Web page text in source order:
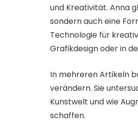
und Kreativität. Anna
sondern auch eine
Technologie für
Grafikdesign oder in
In mehreren Artikeln
verändern. Sie
Kunstwelt und wie
schaffen.